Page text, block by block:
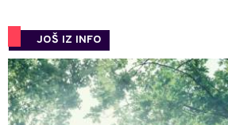
JOŠ IZ INFO